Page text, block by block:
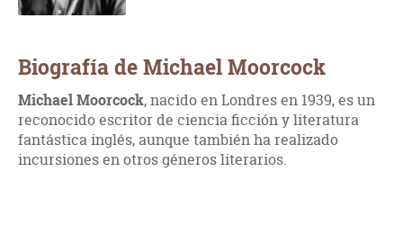
Biografía de Michael Moorcock
Michael Moorcock, nacido en Londres en 1939, es un
reconocido escritor de ciencia ficción y literatura
fantástica inglés, aunque también ha realizado
incursiones en otros géneros literarios.